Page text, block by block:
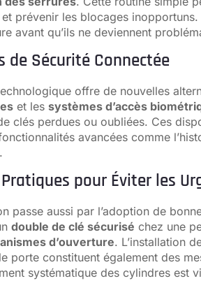
prévenir les blocages
avant qu’ils ne deviennent
de Sécurité Connectée
offre de nouvelles
et les systèmes d’accès
clés perdues ou oubliées. Ces
avancées comme
pour Éviter les
passe aussi par l’adoption de
double de clé sécurisé chez une
d’ouverture. L’installation
porte constituent également des
systématique des cylindres est